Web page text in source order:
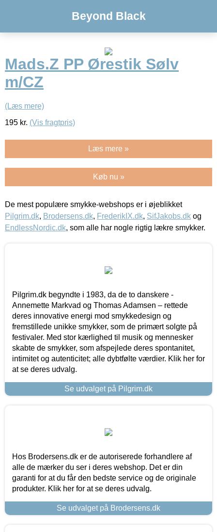
Beyond Black
Mads.Z PP Ørestik Sølv
m/CZ
(Læs mere)
195 kr. (Vis fragtpris)
Læs mere »
Køb nu »
De mest populære smykke-webshops er i øjeblikket
Pilgrim.dk, Brodersens.dk, FrederikIX.dk, SifJakobs.dk og
EndlessNordic.dk, som alle har nogle rigtig lækre smykker.
Pilgrim.dk begyndte i 1983, da de to danskere -
Annemette Markvad og Thomas Adamsen – rettede
deres innovative energi mod smykkedesign og
fremstillede unikke smykker, som de primært solgte på
festivaler. Med stor kærlighed til musik og mennesker
skabte de smykker, som afspejlede deres spontanitet,
intimitet og autenticitet; alle dybtfølte værdier. Klik her for
at se deres udvalg.
Se udvalget på Pilgrim.dk
Hos Brodersens.dk er de autoriserede forhandlere af
alle de mærker du ser i deres webshop. Det er din
garanti for at du får den bedste service og de originale
produkter. Klik her for at se deres udvalg.
Se udvalget på Brodersens.dk